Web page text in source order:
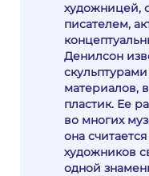
художницей,
писателем,
Денилсон
материалов,
пластик. Ее
во многих
она
художников
одной